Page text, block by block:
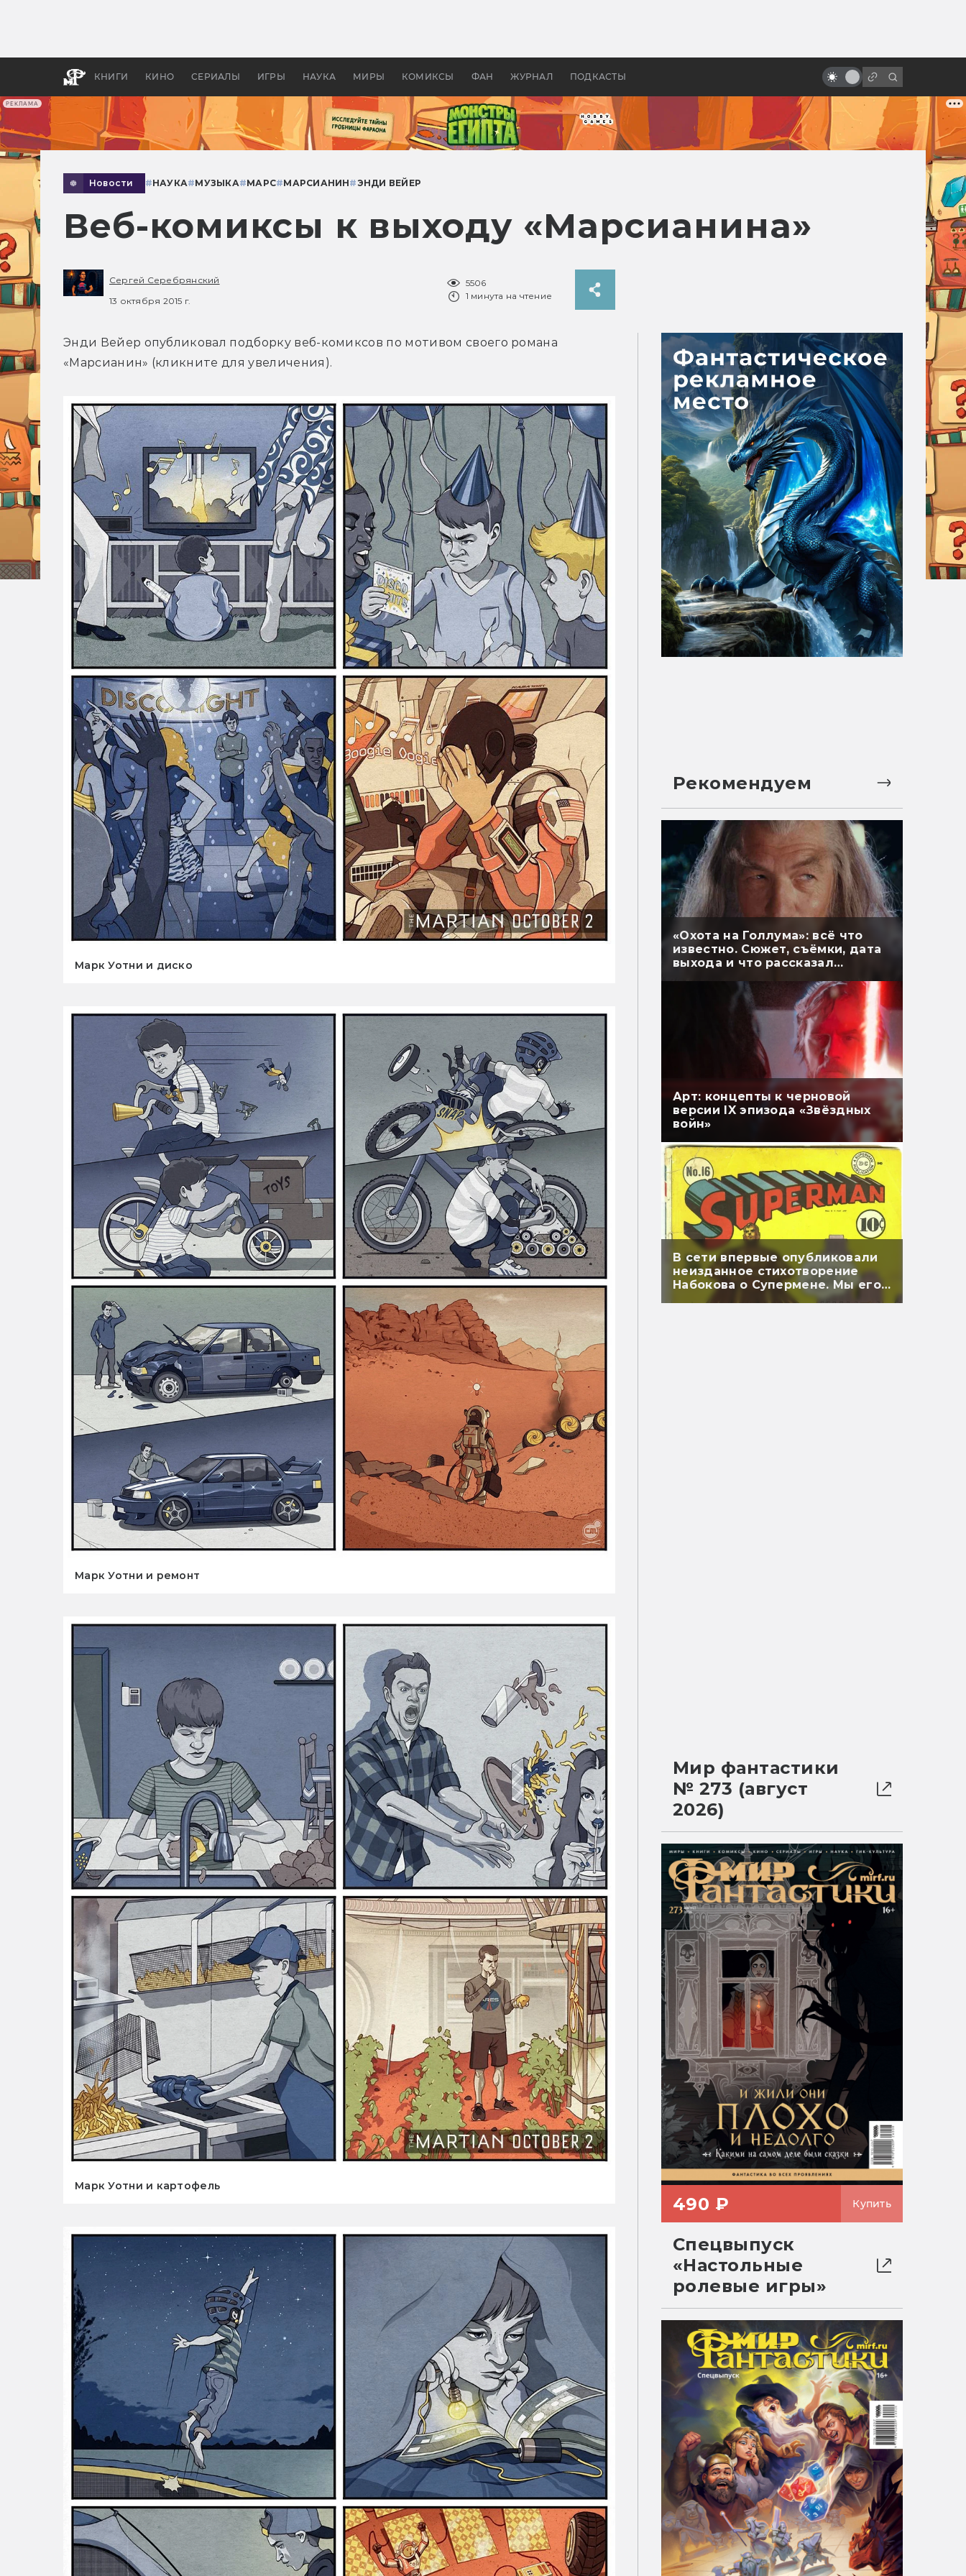
РЕКЛАМА
КНИГИ КИНО СЕРИАЛЫ ИГРЫ НАУКА МИРЫ КОМИКСЫ ФАН ЖУРНАЛ ПОДКАСТЫ
бы «Властелина колец»
Древней Грецией
и черновики сценария
Новости #НАУКА#МУЗЫКА#МАРС#МАРСИАНИН#ЭНДИ ВЕЙЕР
Веб-комиксы к выходу «Марсианина»
Сергей Серебрянский
13 октября 2015 г.
5506
1 минута на чтение
Энди Вейер опубликовал подборку веб-комиксов по мотивом своего романа
«Марсианин» (кликните для увеличения).
Марк Уотни и диско
Марк Уотни и ремонт
Марк Уотни и картофель
Рекомендуем
«Охота на Голлума»: всё что
известно. Сюжет, съёмки, дата
выхода и что рассказал
Арт: концепты к черновой
версии IX эпизода «Звёздных
войн»
В сети впервые опубликовали
неизданное стихотворение
Набокова о Супермене. Мы его
перевели
Мир фантастики
№ 273 (август
2026)
490 ₽ Купить
Спецвыпуск
«Настольные
ролевые игры»